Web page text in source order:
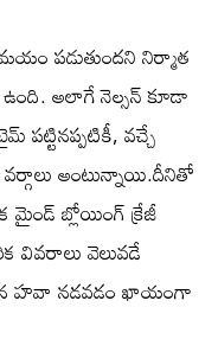
పడుతుందని నిర్మాత
ఉంది. అలాగే నెల్సన్ కూడా
పట్టినప్పటికీ, వచ్చే
వర్గాలు అంటున్నాయి.దీనితో
మైండ్ బ్లోయింగ్ క్రేజీ
వివరాలు వెలువడే
హవా నడవడం ఖాయంగా